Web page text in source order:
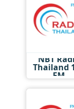
NBT
Thailand
FM